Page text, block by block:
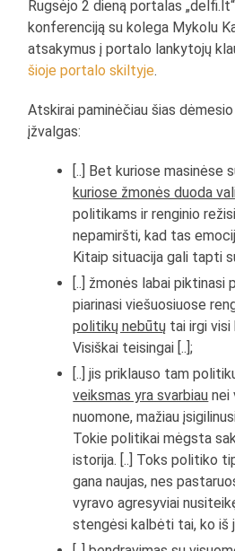
Rugsėjo 2 dieną portalas
konferenciją su kolega Mykolu
atsakymus į portalo lankytojų
šioje portalo skiltyje.
Atskirai paminėčiau šias
įžvalgas:
[..] Bet kuriose masinėse
kuriose žmonės duoda
politikams ir renginio
nepamiršti, kad tas
Kitaip situacija gali tapti
[..] žmonės labai piktinasi
piarinasi viešuosiuose
politikų nebūtų tai irgi visi
Visiškai teisingai [..];
[..] jis priklauso tam
veiksmas yra svarbiau nei
nuomone, mažiau
Tokie politikai mėgsta
istorija. [..] Toks politiko
gana naujas, nes
vyravo agresyviai
stengėsi kalbėti tai, ko iš